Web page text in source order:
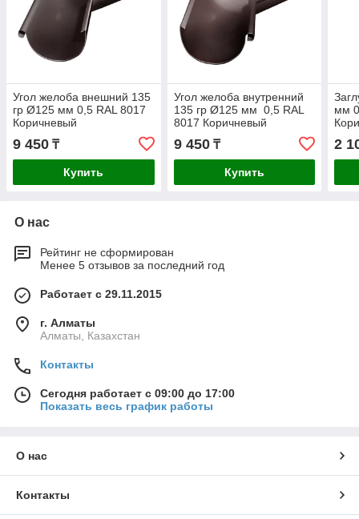
Угол желоба внешний 135
гр Ø125 мм 0,5 RAL 8017
Коричневый
9 450 ₸
Купить
Угол желоба внутренний
135 гр Ø125 мм 0,5 RAL
8017 Коричневый
9 450₸
Купить
мм
2
О нас
Рейтинг не сформирован
Менее 5 отзывов за последний год
Работает с 29.11.2015
г. Алматы
Алматы, Казахстан
Контакты
Сегодня работает с 09:00 до 17:00
Показать весь график работы
О нас
Контакты